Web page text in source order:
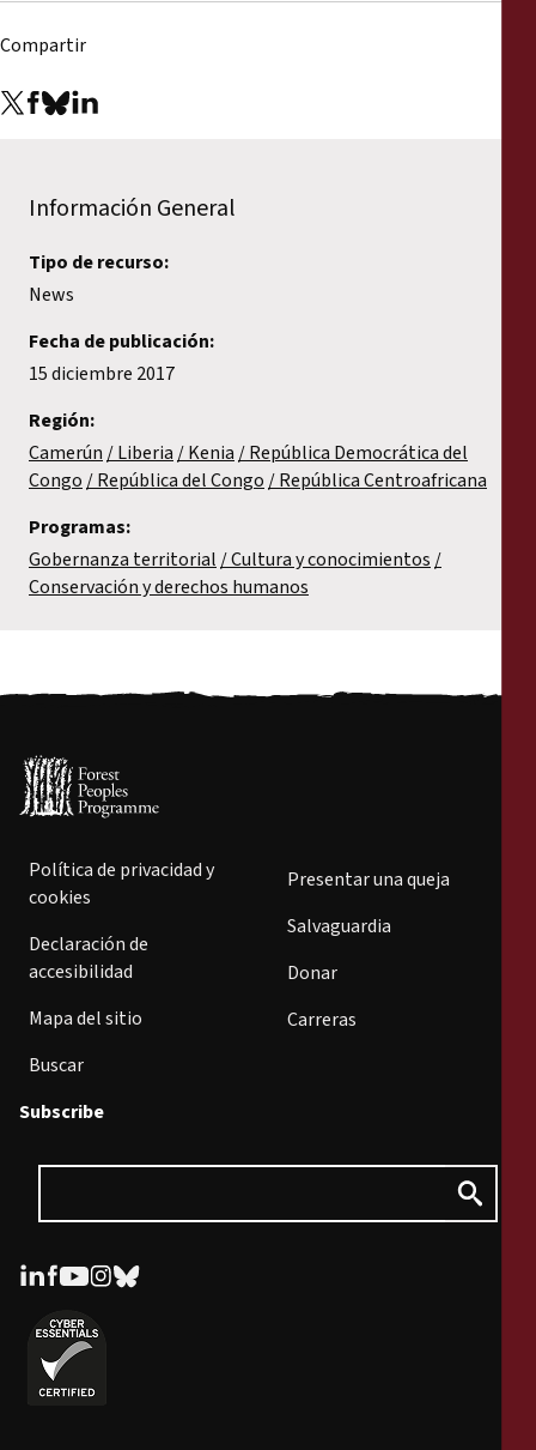
Compartir
Información General
Tipo de recurso:
News
Fecha de publicación:
15 diciembre 2017
Región:
Camerún
Liberia Kenia
República Democrática del
Congo
República del Congo
República Centroafricana
Programas:
Gobernanza territorial Cultura y conocimientos
Conservación y derechos humanos
Política de privacidad y
cookies
Declaración de
accesibilidad
Mapa del sitio
Buscar
Presentar una queja
Salvaguardia
Donar
Carreras
Subscribe